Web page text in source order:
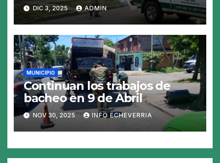
fumigacion
DIC 3, 2025 ADMIN
MUNICIPIO
Continuan los trabajos de
bacheo en 9 de Abril
NOV 30, 2025 INFO ECHEVERRIA